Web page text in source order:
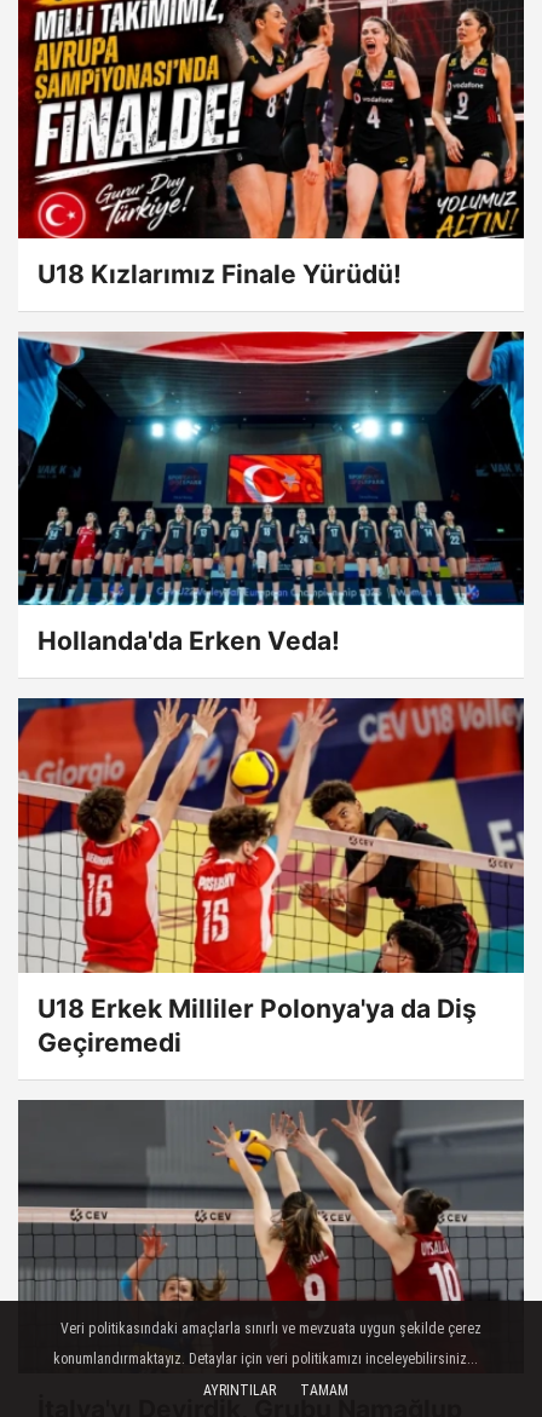
U18 Kızlarımız Finale Yürüdü!
Hollanda'da Erken Veda!
U18 Erkek Milliler Polonya'ya da Diş
Geçiremedi
Veri politikasındaki amaçlarla sınırlı ve mevzuata uygun şekilde çerez
konumlandırmaktayız. Detaylar için veri politikamızı inceleyebilirsiniz...
AYRINTILAR
TAMAM